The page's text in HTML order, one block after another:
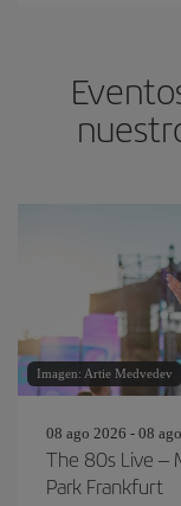
Imagen: Artie Medvedev
08 ago 2026 - 08
The 80s Live –
Park Frankfurt